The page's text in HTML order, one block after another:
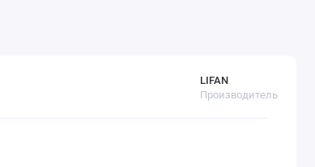
LIFAN
Производитель